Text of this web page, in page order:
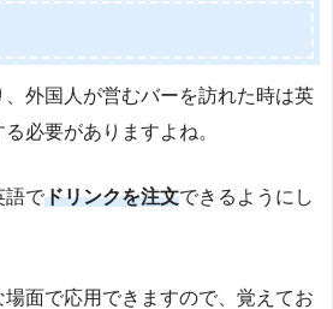
外国人が営むバーを訪れた時は英
必要がありますよね。
語でドリンクを注文できるようにし
面で応用できますので、覚えてお